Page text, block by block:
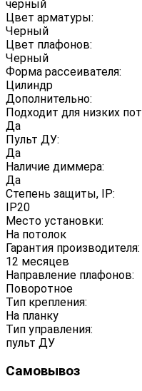
черный
Цвет арматуры:
Черный
Цвет плафонов:
Черный
Форма рассеивателя:
Цилиндр
Дополнительно:
Подходит для низких
Да
Пульт ДУ:
Да
Наличие диммера:
Да
Степень защиты, IP:
IP20
Место установки:
На потолок
Гарантия производителя:
12 месяцев
Направление плафонов:
Поворотное
Тип крепления:
На планку
Тип управления:
пульт ДУ
Самовывоз